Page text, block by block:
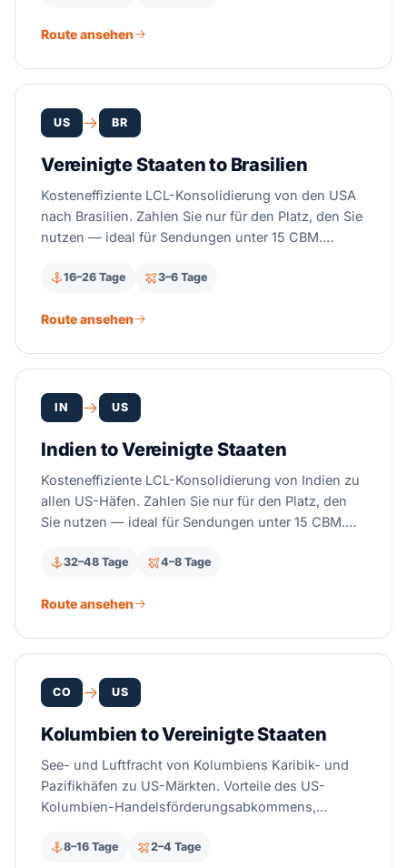
Route ansehen
US BR
Vereinigte Staaten to Brasilien
Kosteneffiziente LCL-Konsolidierung von den USA
nach Brasilien. Zahlen Sie nur für den Platz, den Sie
nutzen — ideal für Sendungen unter 15 CBM.
und Houston nach Santos, Paranaguá und Itajaí.
16–26 Tage 3–6 Tage
Route ansehen
IN US
Indien to Vereinigte Staaten
Kosteneffiziente LCL-Konsolidierung von Indien zu
allen US-Häfen. Zahlen Sie nur für den Platz, den
Sie nutzen — ideal für Sendungen unter 15 CBM.
Chennai, Nhava Sheva und Kalkutta zu allen
32–48 Tage 4–8 Tage
Route ansehen
CO US
Kolumbien to Vereinigte Staaten
See- und Luftfracht von Kolumbiens Karibik- und
Pazifikhäfen zu US-Märkten. Vorteile des US-
Kolumbien-Handelsförderungsabkommens,
8–16 Tage 2–4 Tage